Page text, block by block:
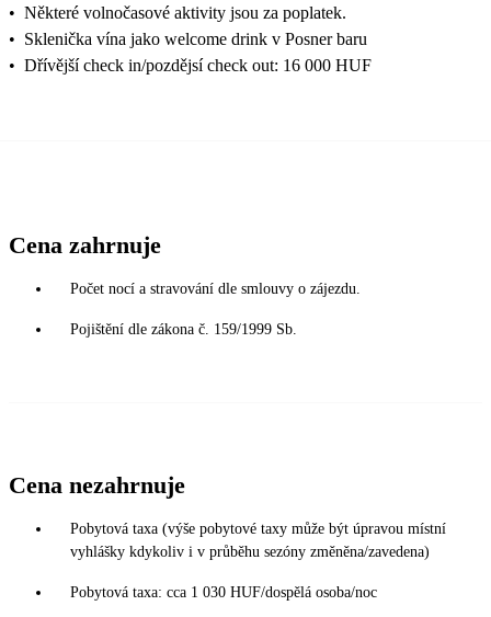
• Některé volnočasové aktivity jsou za poplatek.
• Sklenička vína jako welcome drink v Posner baru
• Dřívější check in/pozdějsí check out: 16 000 HUF
Cena zahrnuje
Počet nocí a stravování dle smlouvy o zájezdu.
Pojištění dle zákona č. 159/1999 Sb.
Cena nezahrnuje
Pobytová taxa (výše pobytové taxy může být úpravou místní
vyhlášky kdykoliv i v průběhu sezóny změněna/zavedena)
Pobytová taxa: cca 1 030 HUF/dospělá osoba/noc